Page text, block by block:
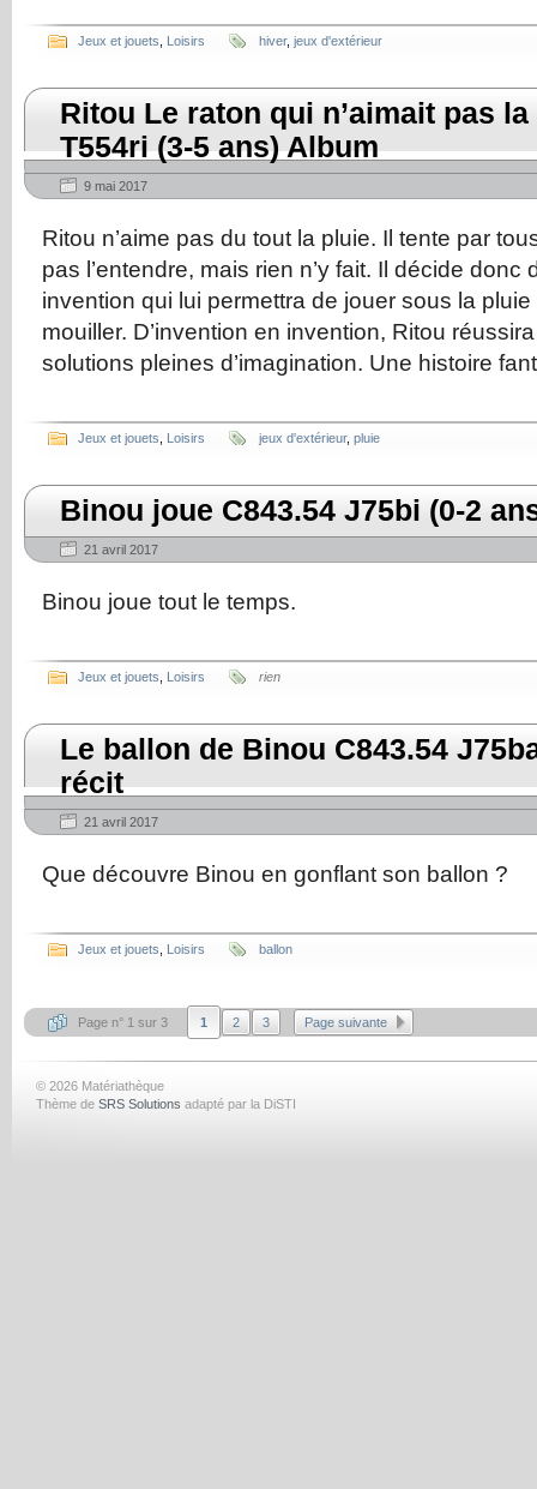
Jeux et jouets Loisirs hiver, jeux d'extérieur
Ritou Le raton qui n’aimait pas
T554ri (3-5 ans) Album
9 mai 2017
Ritou n’aime pas du tout la pluie. Il tente par
pas l’entendre, mais rien n’y fait. Il décide donc
invention qui lui permettra de jouer sous la
mouiller. D’invention en invention, Ritou
solutions pleines d’imagination. Une histoire
Jeux et jouets Loisirs jeux d'extérieur, pluie
Binou joue C843.54 J75bi (0-2
21 avril 2017
Binou joue tout le temps.
Jeux et jouets Loisirs rien
Le ballon de Binou C843.54
récit
21 avril 2017
Que découvre Binou en gonflant son ballon ?
Jeux et jouets Loisirs ballon
Page n° 1 sur 3 1 2 3 Page suivante
© 2026 Matériathèque
Thème de SRS Solutions adapté par la DiSTI